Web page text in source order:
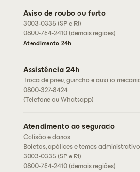
Residencial
Condições Gerais
Fazer cotação
Cartão de assistência
Fale conosco
Aviso de roubo ou furto
3003-0335 (SP e RJ)
0800-784-2410 (demais regiões)
Atendimento 24h
Assistência 24h
Troca de pneu, guincho e auxílio
0800-327-8424
(Telefone ou Whatsapp)
Atendimento ao segurado
Colisão e danos
Boletos, apólices e temas
3003-0335 (SP e RJ)
0800-784-2410 (demais regiões)